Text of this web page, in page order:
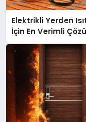
Elektrikli Yerden
İçin En Verimli